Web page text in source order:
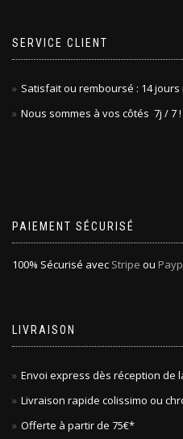
SERVICE CLIENT
Satisfait ou remboursé : 14 jours
Nous sommes à vos côtés 7j / 7 !
PAIEMENT SÉCURISÉ
100% Sécurisé avec Stripe ou
LIVRAISON
Envoi express dès réception de
Livraison rapide colissimo ou
Offerte à partir de 75€*